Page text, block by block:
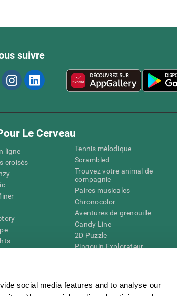
social media features and to analyse our
suivre
Le Cerveau
ligne
croisés
Tennis mélodique
Scrambled
Trouvez votre animal de
compagnie
Paires musicales
Chronocolor
Aventures de grenouille
Candy Line
2D Puzzle
Pingouin Explorateur
Jeux en ligne pour la